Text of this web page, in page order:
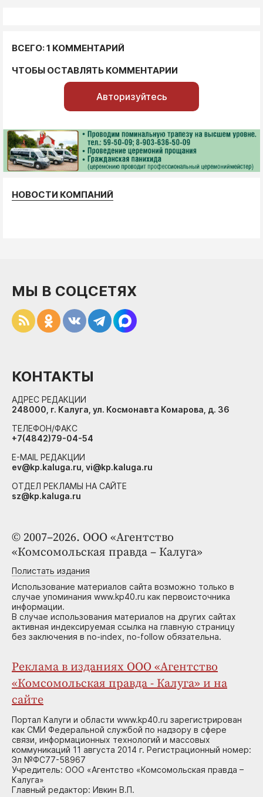
ВСЕГО: 1 КОММЕНТАРИЙ
ЧТОБЫ ОСТАВЛЯТЬ КОММЕНТАРИИ
Авторизуйтесь
НОВОСТИ КОМПАНИЙ
© 2007–2026. ООО «Агентство
«Комсомольская правда – Калуга»
Полистать издания
Использование материалов сайта возможно только в
случае упоминания www.kp40.ru как первоисточника
информации.
В случае использования материалов на других сайтах
активная индексируемая ссылка на главную страницу
без заключения в no-index, no-follow обязательна.
Реклама в изданиях ООО «Агентство
«Комсомольская правда - Калуга» и на
сайте
Портал Калуги и области www.kp40.ru зарегистрирован
как СМИ Федеральной службой по надзору в сфере
связи, информационных технологий и массовых
коммуникаций 11 августа 2014 г. Регистрационный номер:
Эл №ФС77-58967
Учредитель: ООО «Агентство «Комсомольская правда –
Калуга»
Главный редактор: Ивкин В.П.
МЫ В СОЦСЕТЯХ
КОНТАКТЫ
АДРЕС РЕДАКЦИИ
248000, г. Калуга, ул. Космонавта Комарова, д. 36
ТЕЛЕФОН/ФАКС
+7(4842)79-04-54
E-MAIL РЕДАКЦИИ
ev@kp.kaluga.ru, vi@kp.kaluga.ru
ОТДЕЛ РЕКЛАМЫ НА САЙТЕ
sz@kp.kaluga.ru